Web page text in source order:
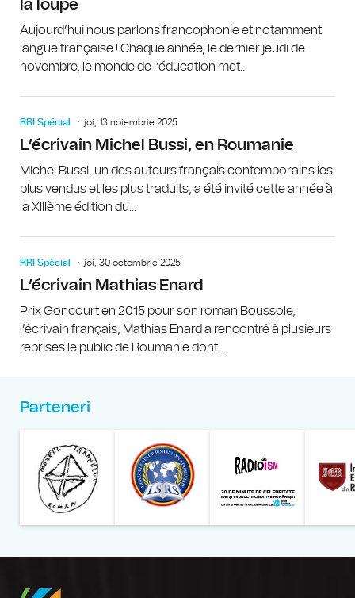
la loupe
Aujourd’hui nous parlons francophonie et notamment
langue française ! Chaque année, le dernier jeudi de
novembre, le monde de l’éducation met...
RRI Spécial joi, 13 noiembrie 2025
L’écrivain Michel Bussi, en Roumanie
Michel Bussi, un des auteurs français contemporains les
plus vendus et les plus traduits, a été invité cette année à
la XIIIème édition du...
RRI Spécial joi, 30 octombrie 2025
L’écrivain Mathias Enard
Prix Goncourt en 2015 pour son roman Boussole,
l’écrivain français, Mathias Enard a rencontré à plusieurs
reprises le public de Roumanie dont...
Parteneri